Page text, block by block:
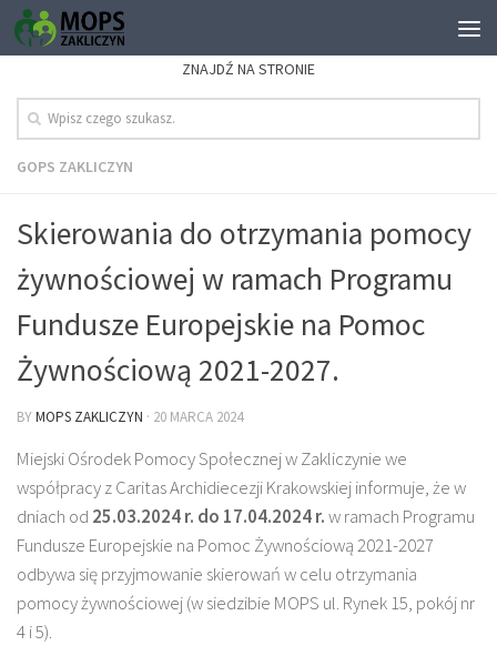
ZNAJDŹ NA STRONIE
GOPS ZAKLICZYN
Skierowania do otrzymania pomocy
żywnościowej w ramach Programu
Fundusze Europejskie na Pomoc
Żywnościową 2021-2027.
BYMOPS ZAKLICZYN · 20 MARCA 2024
Miejski Ośrodek Pomocy Społecznej w Zakliczynie we
współpracy z Caritas Archidiecezji Krakowskiej informuje, że w
dniach od 25.03.2024 r. do 17.04.2024 r.w ramach Programu
Fundusze Europejskie na Pomoc Żywnościową 2021-2027
odbywa się przyjmowanie skierowań w celu otrzymania
pomocy żywnościowej (w siedzibie MOPS ul. Rynek 15, pokój nr
4 i 5).